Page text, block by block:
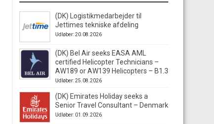
(DK) Logistikmedarbejder til
Jettimes tekniske afdeling
Udløber: 20.08.2026
(DK) Bel Air seeks EASA AML
certified Helicopter Technicians –
AW189 or AW139 Helicopters – B1.3
Udløber: 25.08.2026
(DK) Emirates Holiday seeks a
Senior Travel Consultant – Denmark
Udløber: 01.09.2026